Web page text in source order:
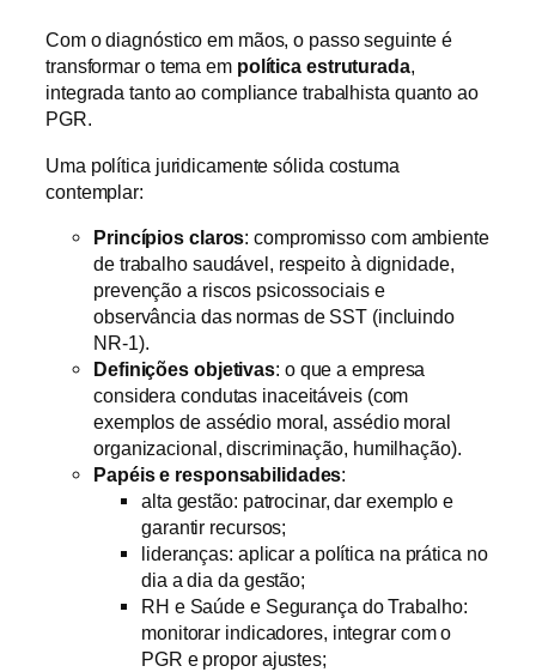
Com o diagnóstico em mãos, o passo seguinte é
transformar o tema em política estruturada,
integrada tanto ao compliance trabalhista quanto ao
PGR.
Uma política juridicamente sólida costuma
contemplar:
Princípios claros: compromisso com ambiente
de trabalho saudável, respeito à dignidade,
prevenção a riscos psicossociais e
observância das normas de SST (incluindo
NR-1).
Definições objetivas: o que a empresa
considera condutas inaceitáveis (com
exemplos de assédio moral, assédio moral
organizacional, discriminação, humilhação).
Papéis e responsabilidades:
alta gestão: patrocinar, dar exemplo e
garantir recursos;
lideranças: aplicar a política na prática no
dia a dia da gestão;
RH e Saúde e Segurança do Trabalho:
monitorar indicadores, integrar com o
PGR e propor ajustes;